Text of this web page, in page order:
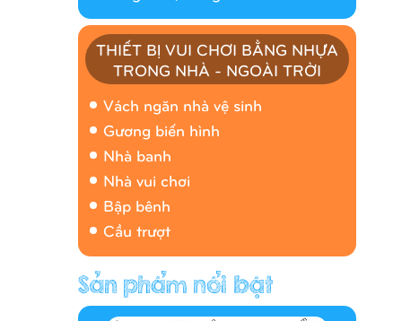
THIẾT BỊ VUI CHƠI BẰNG NHỰA
TRONG NHÀ - NGOÀI TRỜI
Vách ngăn nhà vệ sinh
Gương biến hình
Nhà banh
Nhà vui chơi
Bập bênh
Cầu trượt
Nhà banh 9H5408
Hàng rào/nhà banh 9H5412